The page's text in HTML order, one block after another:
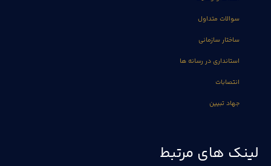
سوالات متداول
ساختار سازمانی
استانداری در رسانه ها
انتصابات
جهاد تبیین
لینک های مرتبط